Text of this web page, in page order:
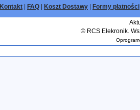
Kontakt FAQ Koszt Dostawy Formy płatności
©RCS Elekronik.